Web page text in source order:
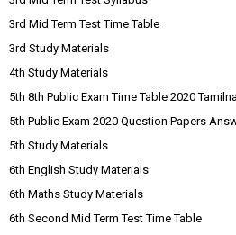
3rd Mid Term Test Time Table
3rd Study Materials
4th Study Materials
5th 8th Public Exam Time Table 2020
5th Public Exam 2020 Question Papers
5th Study Materials
6th English Study Materials
6th Maths Study Materials
6th Second Mid Term Test Time Table